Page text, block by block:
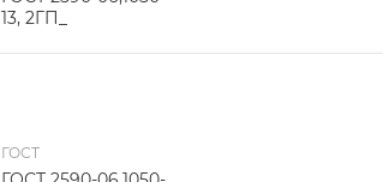
13, 2ГП_
ГОСТ